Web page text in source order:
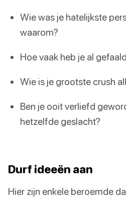
Wie was je hatelijkste
waarom?
Hoe vaak heb je al
Wie is je grootste crush
Ben je ooit verliefd
hetzelfde geslacht?
Durf ideeën aan
Hier zijn enkele beroemde